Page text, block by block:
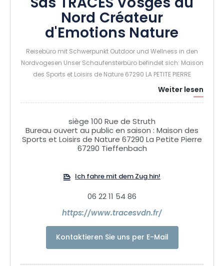
Nord Créateur
d'Emotions Nature
Reisebüro mit Schwerpunkt Outdoor und Wellness in den
Nordvogesen Unser Schaufensterbüro befindet sich: Maison
des Sports et Loisirs de Nature 67290 LA PETITE PIERRE
Weiter lesen
siège 100 Rue de Struth
Bureau ouvert au public en saison : Maison des
Sports et Loisirs de Nature 67290 La Petite Pierre
67290 Tieffenbach
Ich fahre mit dem Zug hin!
06 22 11 54 86
https://www.tracesvdn.fr/
Kontaktieren Sie uns per E-Mail